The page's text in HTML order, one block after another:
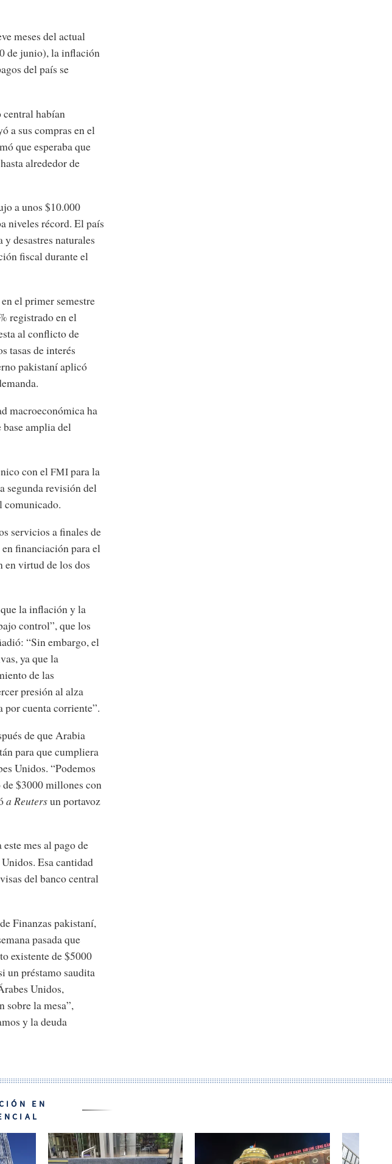
meses del actual
de junio), la inflación
del país se
central habían
a sus compras en el
que esperaba que
alrededor de
a unos $10.000
niveles récord. El país
desastres naturales
fiscal durante el
el primer semestre
registrado en el
al conflicto de
tasas de interés
pakistaní aplicó
macroeconómica ha
amplia del
con el FMIpara la
segunda revisión del
comunicado.
servicios a finales de
financiación para el
en virtud de los dos
la inflación y la
control”, que los
“Sin embargo, el
ya que la
de las
presión al alza
cuenta corriente”.
de que Arabia
para que cumpliera
Unidos. “Podemos
$3000 millones con
a Reutersun portavoz
mes al pago de
Esa cantidad
del banco central
Finanzas pakistaní,
pasada que
existente de $5000
un préstamo saudita
Unidos,
sobre la mesa”,
y la deuda
EN